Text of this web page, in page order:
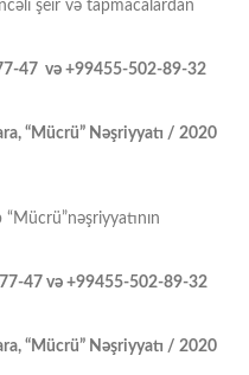
şeir və tapmacalardan
47 və +99455-502-89-32
“Mücrü” Nəşriyyatı / 2020
“Mücrü”nəşriyyatının
47 və +99455-502-89-32
“Mücrü” Nəşriyyatı / 2020